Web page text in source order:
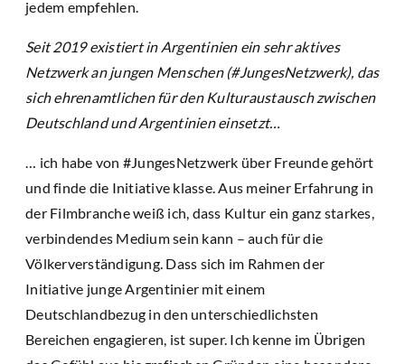
jedem empfehlen.
Seit 2019 existiert in Argentinien ein sehr aktives
Netzwerk an jungen Menschen (#JungesNetzwerk), das
sich ehrenamtlichen für den Kulturaustausch zwischen
Deutschland und Argentinien einsetzt…
… ich habe von #JungesNetzwerk über Freunde gehört
und finde die Initiative klasse. Aus meiner Erfahrung in
der Filmbranche weiß ich, dass Kultur ein ganz starkes,
verbindendes Medium sein kann – auch für die
Völkerverständigung. Dass sich im Rahmen der
Initiative junge Argentinier mit einem
Deutschlandbezug in den unterschiedlichsten
Bereichen engagieren, ist super. Ich kenne im Übrigen